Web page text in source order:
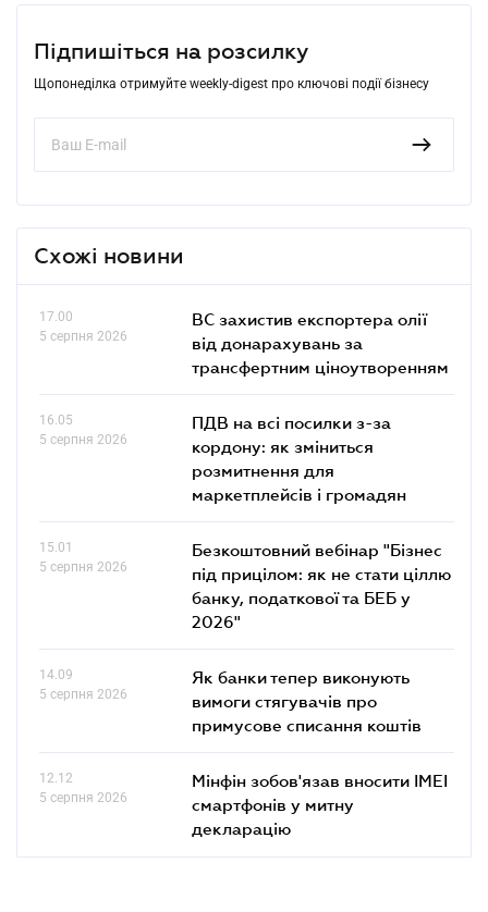
Підпишіться на розсилку
Щопонеділка отримуйте weekly-digest про ключові події бізнесу
Схожі новини
17.00
5 серпня 2026
ВС захистив експортера олії
від донарахувань за
трансфертним ціноутворенням
16.05
5 серпня 2026
ПДВ на всі посилки з-за
кордону: як зміниться
розмитнення для
маркетплейсів і громадян
15.01
5 серпня 2026
Безкоштовний вебінар "Бізнес
під прицілом: як не стати ціллю
банку, податкової та БЕБ у
2026"
14.09
5 серпня 2026
Як банки тепер виконують
вимоги стягувачів про
примусове списання коштів
12.12
5 серпня 2026
Мінфін зобов'язав вносити IMEI
смартфонів у митну
декларацію